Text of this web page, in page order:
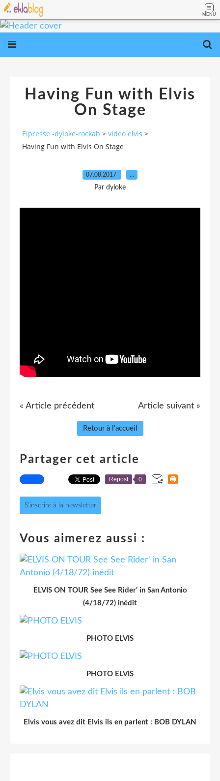
MENU
Having Fun with Elvis
On Stage
Elpresse -dyloke-rockab > video elvis >
Having Fun with Elvis On Stage
07.08.2017 …
Par dyloke
« Article précédent Article suivant »
Retour à l'accueil
Partager cet article
Repost 0
S'inscrire à la newsletter
Vous aimerez aussi :
ELVIS ON TOUR See See Rider' in San Antonio
(4/18/72) inédit
PHOTO ELVIS
PHOTO ELVIS
Elvis vous avez dit Elvis ils en parlent : BOB DYLAN